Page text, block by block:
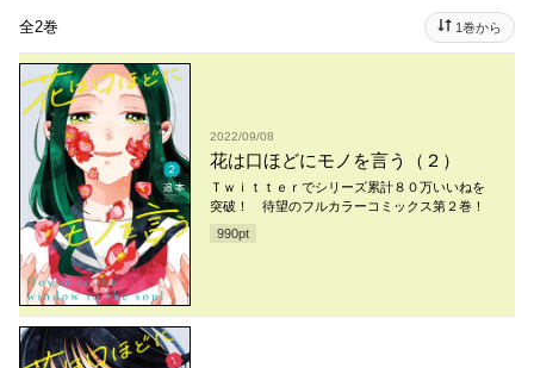
全2巻 1巻から
2022/09/08
花は口ほどにモノを言う（２）
Ｔｗｉｔｔｅｒでシリーズ累計８０万いいねを
突破！ 待望のフルカラーコミックス第２巻！
990pt